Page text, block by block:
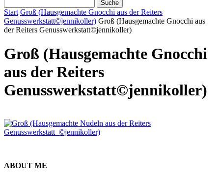
Start Groß (Hausgemachte Gnocchi aus der Reiters
Genusswerkstatt©jennikoller) Groß (Hausgemachte Gnocchi aus
der Reiters Genusswerkstatt©jennikoller)
Groß (Hausgemachte Gnocchi
aus der Reiters
Genusswerkstatt©jennikoller)
ABOUT ME